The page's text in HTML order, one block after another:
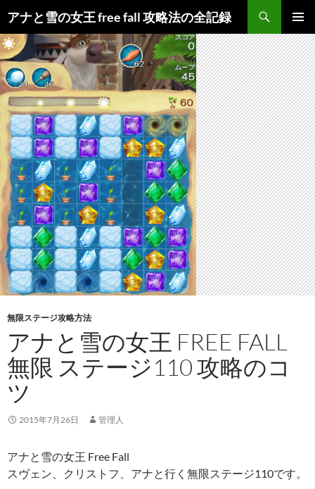
アナと雪の女王 free fall 攻略法の全記録
索
メインメ
ニュー
ン
テ
ン
ツ
へ
ス
キ
ッ
プ
無限ステージ攻略方法
アナと雪の女王 FREE FALL
無限 ステージ110 攻略のコ
ツ
2015年7月26日 管理人
アナと雪の女王 Free Fall
スヴェン、クリストフ、アナと行く無限ステージ110です。